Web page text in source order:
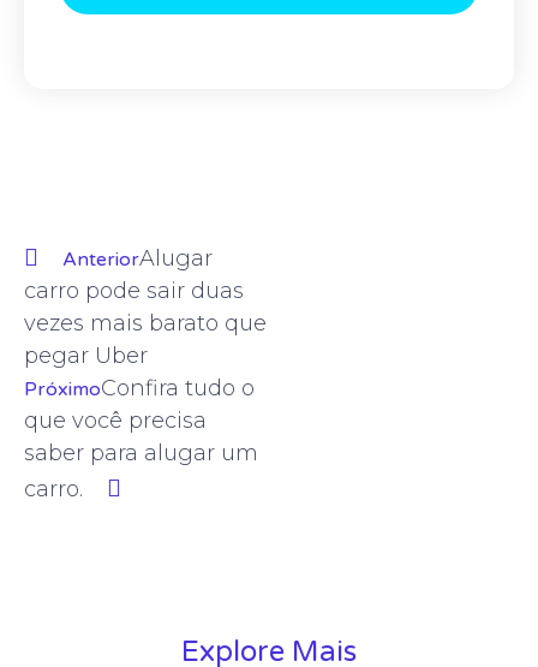
AnteriorAlugar
carro pode sair duas
vezes mais barato que
pegar Uber
PróximoConfira tudo o
que você precisa
saber para alugar um
carro.
Explore Mais